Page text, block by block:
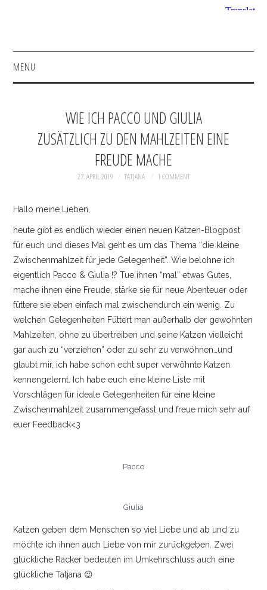
MENU
FACEBOOK
KONTAKT
IMPRESSUM
WIE ICH PACCO UND GIULIA
ZUSÄTZLICH ZU DEN MAHLZEITEN EINE
FREUDE MACHE
27. APRIL 2019 TATJANA 1 COMMENT
Hallo meine Lieben,
heute gibt es endlich wieder einen neuen Katzen-Blogpost
für euch und dieses Mal geht es um das Thema “die kleine
Zwischenmahlzeit für jede Gelegenheit”. Wie belohne ich
eigentlich Pacco & Giulia !? Tue ihnen “mal” etwas Gutes,
mache ihnen eine Freude, stärke sie für neue Abenteuer oder
füttere sie eben einfach mal zwischendurch ein wenig. Zu
welchen Gelegenheiten Füttert man außerhalb der gewohnten
Mahlzeiten, ohne zu übertreiben und seine Katzen vielleicht
gar auch zu “verziehen” oder zu sehr zu verwöhnen…und
glaubt mir, ich habe schon echt super verwöhnte Katzen
kennengelernt. Ich habe euch eine kleine Liste mit
Vorschlägen für ideale Gelegenheiten für eine kleine
Zwischenmahlzeit zusammengefasst und freue mich sehr auf
euer Feedback<3
Pacco
Giulia
Katzen geben dem Menschen so viel Liebe und ab und zu
möchte ich ihnen auch Liebe von mir zurückgeben. Zwei
glückliche Racker bedeuten im Umkehrschluss auch eine
glückliche Tatjana 😉